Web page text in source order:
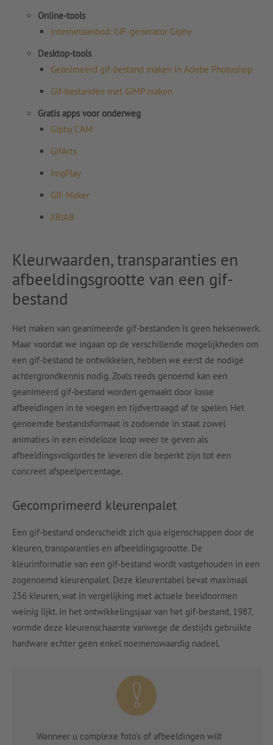
Online-tools
Internetaanbod: GIF-generator Giphy
Desktop-tools
Geanimeerd gif-bestand maken in Adobe Photoshop
Gif-bestanden met GIMP maken
Gratis apps voor onderweg
Giphy CAM
GifArts
ImgPlay
GIF Maker
JIBJAB
Kleurwaarden, transparanties en
afbeeldingsgrootte van een gif-
bestand
Het maken van geanimeerde gif-bestanden is geen heksenwerk.
Maar voordat we ingaan op de verschillende mogelijkheden om
een gif-bestand te ontwikkelen, hebben we eerst de nodige
achtergrondkennis nodig. Zoals reeds genoemd kan een
geanimeerd gif-bestand worden gemaakt door losse
afbeeldingen in te voegen en tijdvertraagd af te spelen. Het
genoemde bestandsformaat is zodoende in staat zowel
animaties in een eindeloze loop weer te geven als
afbeeldingsvolgordes te leveren die beperkt zijn tot een
concreet afspeelpercentage.
Gecomprimeerd kleurenpalet
Een gif-bestand onderscheidt zich qua eigenschappen door de
kleuren, transparanties en afbeeldingsgrootte. De
kleurinformatie van een gif-bestand wordt vastgehouden in een
zogenoemd kleurenpalet. Deze kleurentabel bevat maximaal
256 kleuren, wat in vergelijking met actuele beeldnormen
weinig lijkt. In het ontwikkelingsjaar van het gif-bestand, 1987,
vormde deze kleurenschaarste vanwege de destijds gebruikte
hardware echter geen enkel noemenswaardig nadeel.
Wanneer u complexe foto’s of afbeeldingen wilt